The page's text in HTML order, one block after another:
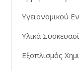
Υγειονομικού
Υλικά
Εξοπλισμός